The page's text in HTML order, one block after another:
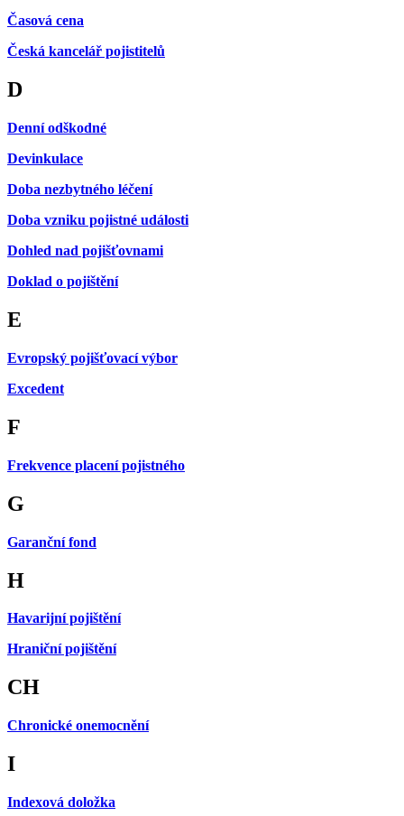
Časová cena
Česká kancelář pojistitelů
D
Denní odškodné
Devinkulace
Doba nezbytného léčení
Doba vzniku pojistné události
Dohled nad pojišťovnami
Doklad o pojištění
E
Evropský pojišťovací výbor
Excedent
F
Frekvence placení pojistného
G
Garanční fond
H
Havarijní pojištění
Hraniční pojištění
CH
Chronické onemocnění
I
Indexová doložka